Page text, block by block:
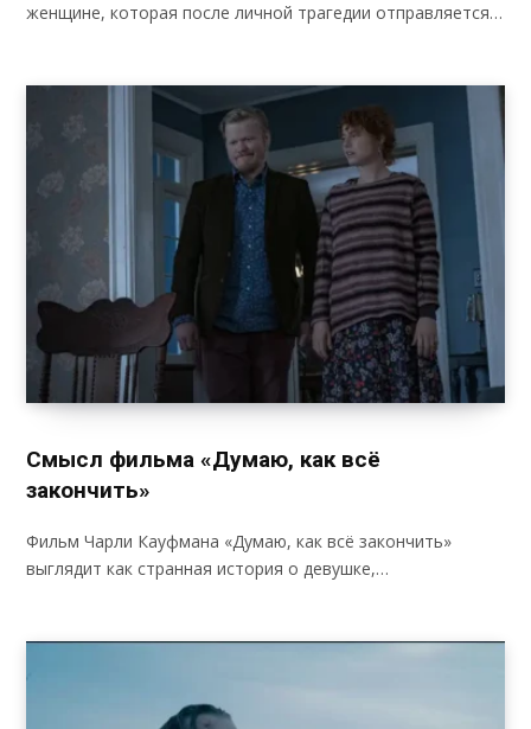
женщине, которая после личной трагедии отправляется…
Смысл фильма «Думаю, как всё
закончить»
Фильм Чарли Кауфмана «Думаю, как всё закончить»
выглядит как странная история о девушке,…